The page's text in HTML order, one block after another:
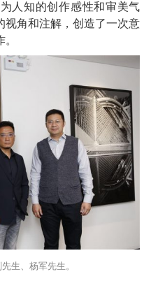
人知的创作感性和审美气
视角和注解，创造了一次意
生、杨军先生。